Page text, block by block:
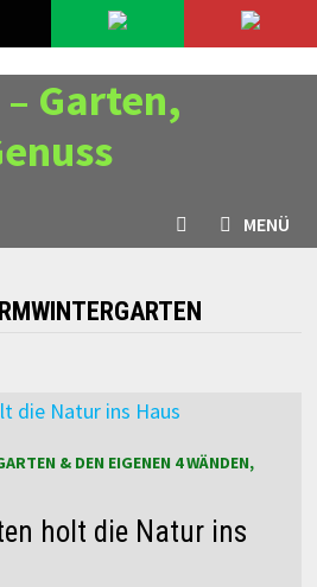
Garten,
MENÜ
& DEN EIGENEN 4 WÄNDEN,
holt die Natur ins